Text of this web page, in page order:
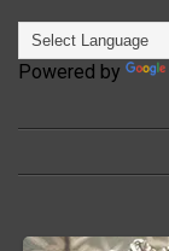
Powered by